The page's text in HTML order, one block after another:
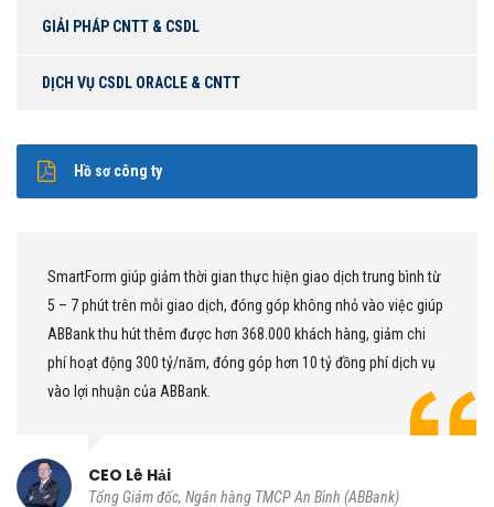
GIẢI PHÁP CNTT & CSDL
DỊCH VỤ CSDL ORACLE & CNTT
Hồ sơ công ty
hiện giao dịch trung bình từ
góp không nhỏ vào việc giúp
khách hàng, giảm chi
hơn 10 tỷ đồng phí dịch vụ
An Bình (ABBank)
Chúng tôi sử dụng Smart Form
giao dịch trực tuyến cũng như
khách hàng được tích hợp trên
này đáp ứng toàn bộ giao dịch,
khách hàng chúng tôi, đem lại
Thành viên Ban điều hành